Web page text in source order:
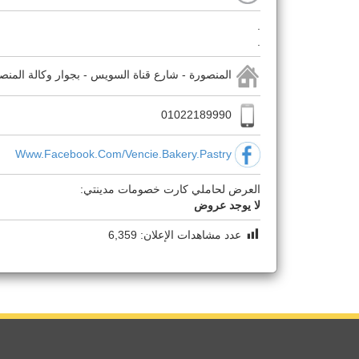
.
.
المنصورة - شارع قناة السويس - بجوار وكالة
Www.facebook.com/Vencie.Bakery.pastry
العرض لحاملي كارت خصومات مدينتي:
لا يوجد عروض
عدد مشاهدات الإعلان: 6,359